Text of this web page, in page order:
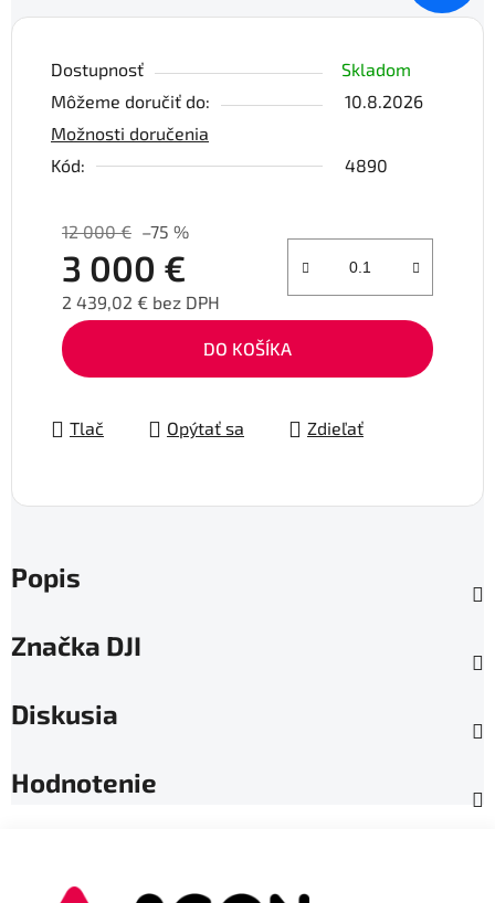
Dostupnosť
Skladom
Môžeme doručiť do:
10.8.2026
Možnosti doručenia
Kód:
4890
12 000 € –75 %
3 000 €
2 439,02 € bez DPH
Jednotková cena:
DO KOŠÍKA
Tlač Opýtať sa Zdieľať
Popis
Značka DJI
Diskusia
Hodnotenie